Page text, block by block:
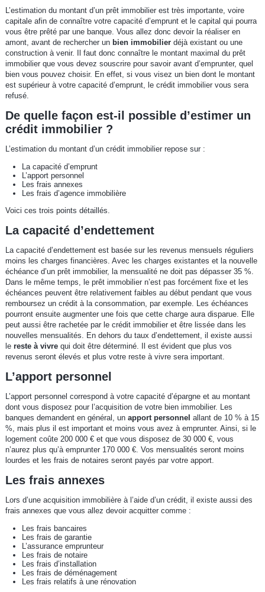
L’estimation du montant d’un prêt immobilier est très importante, voire
capitale afin de connaître votre capacité d’emprunt et le capital qui pourra
vous être prêté par une banque. Vous allez donc devoir la réaliser en
amont, avant de rechercher un bien immobilierdéjà existant ou une
construction à venir. Il faut donc connaître le montant maximal du prêt
immobilier que vous devez souscrire pour savoir avant d’emprunter, quel
bien vous pouvez choisir. En effet, si vous visez un bien dont le montant
est supérieur à votre capacité d’emprunt, le crédit immobilier vous sera
refusé.
De quelle façon est-il possible d’estimer un
crédit immobilier ?
L’estimation du montant d’un crédit immobilier repose sur :
La capacité d’emprunt
L’apport personnel
Les frais annexes
Les frais d’agence immobilière
Voici ces trois points détaillés.
La capacité d’endettement
La capacité d’endettement est basée sur les revenus mensuels réguliers
moins les charges financières. Avec les charges existantes et la nouvelle
échéance d’un prêt immobilier, la mensualité ne doit pas dépasser 35 %.
Dans le même temps, le prêt immobilier n’est pas forcément fixe et les
échéances peuvent être relativement faibles au début pendant que vous
remboursez un crédit à la consommation, par exemple. Les échéances
pourront ensuite augmenter une fois que cette charge aura disparue. Elle
peut aussi être rachetée par le crédit immobilier et être lissée dans les
nouvelles mensualités. En dehors du taux d’endettement, il existe aussi
le reste à vivrequi doit être déterminé. Il est évident que plus vos
revenus seront élevés et plus votre reste à vivre sera important.
L’apport personnel
L’apport personnel correspond à votre capacité d’épargne et au montant
dont vous disposez pour l’acquisition de votre bien immobilier. Les
banques demandent en général, un apport personnel allant de 10 % à 15
%, mais plus il est important et moins vous avez à emprunter. Ainsi, si le
logement coûte 200 000 € et que vous disposez de 30 000 €, vous
n’aurez plus qu’à emprunter 170 000 €. Vos mensualités seront moins
lourdes et les frais de notaires seront payés par votre apport.
Les frais annexes
Lors d’une acquisition immobilière à l’aide d’un crédit, il existe aussi des
frais annexes que vous allez devoir acquitter comme :
Les frais bancaires
Les frais de garantie
L’assurance emprunteur
Les frais de notaire
Les frais d’installation
Les frais de déménagement
Les frais relatifs à une rénovation